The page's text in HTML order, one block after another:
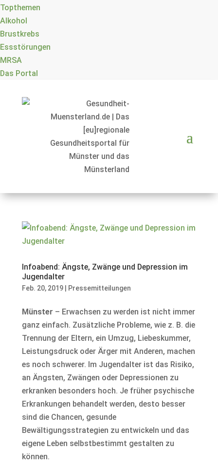
Topthemen
Alkohol
Brustkrebs
Essstörungen
MRSA
Das Portal
Infoabend: Ängste, Zwänge und Depression im
Jugendalter
Feb. 20, 2019| Pressemitteilungen
Münster – Erwachsen zu werden ist nicht immer
ganz einfach. Zusätzliche Probleme, wie z. B. die
Trennung der Eltern, ein Umzug, Liebeskummer,
Leistungsdruck oder Ärger mit Anderen, machen
es noch schwerer. Im Jugendalter ist das Risiko,
an Ängsten, Zwängen oder Depressionen zu
erkranken besonders hoch. Je früher psychische
Erkrankungen behandelt werden, desto besser
sind die Chancen, gesunde
Bewältigungsstrategien zu entwickeln und das
eigene Leben selbstbestimmt gestalten zu
können.